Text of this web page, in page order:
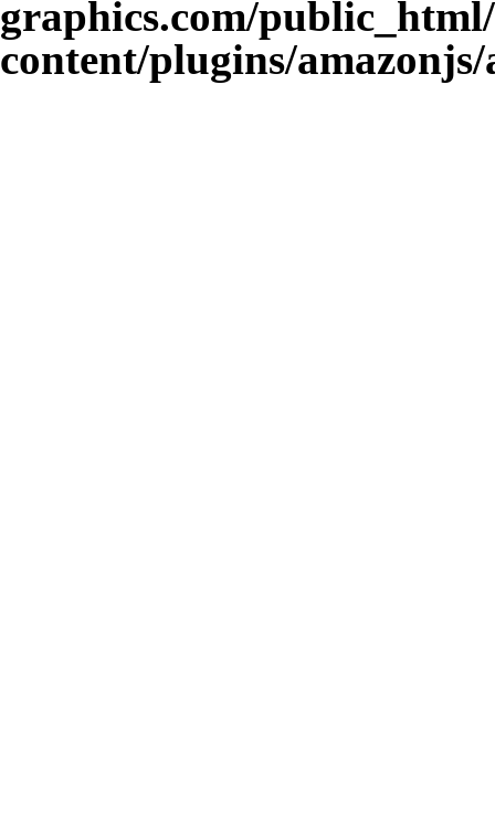
graphics.com/
content/plugins/